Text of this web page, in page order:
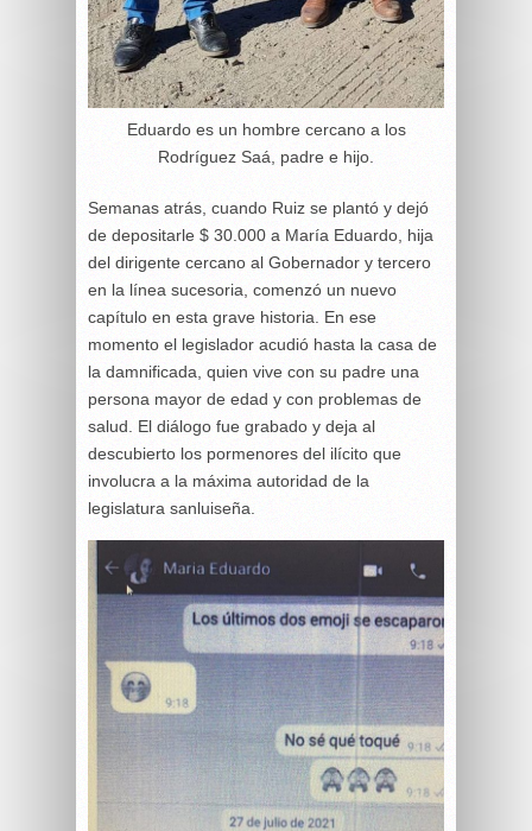
Eduardo es un hombre cercano a los
Rodríguez Saá, padre e hijo.
Semanas atrás, cuando Ruiz se plantó y dejó
de depositarle $ 30.000 a María Eduardo, hija
del dirigente cercano al Gobernador y tercero
en la línea sucesoria, comenzó un nuevo
capítulo en esta grave historia. En ese
momento el legislador acudió hasta la casa de
la damnificada, quien vive con su padre una
persona mayor de edad y con problemas de
salud. El diálogo fue grabado y deja al
descubierto los pormenores del ilícito que
involucra a la máxima autoridad de la
legislatura sanluiseña.